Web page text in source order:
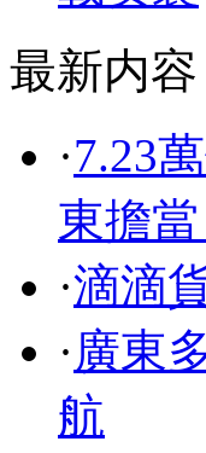
最新内容
·7.23
東擔
·滴滴
· 廣東
航